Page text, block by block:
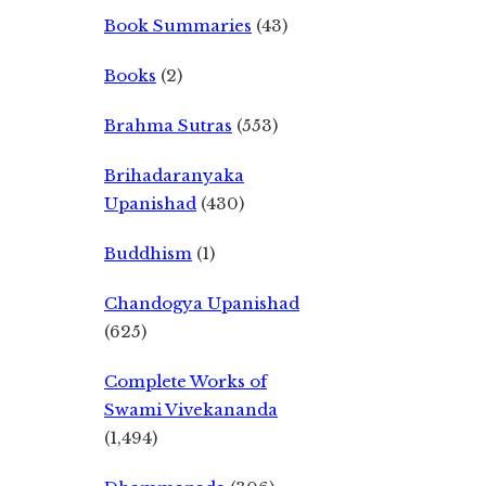
Book Summaries (43)
Books (2)
Brahma Sutras (553)
Brihadaranyaka
Upanishad (430)
Buddhism (1)
Chandogya Upanishad
(625)
Complete Works of
Swami Vivekananda
(1,494)